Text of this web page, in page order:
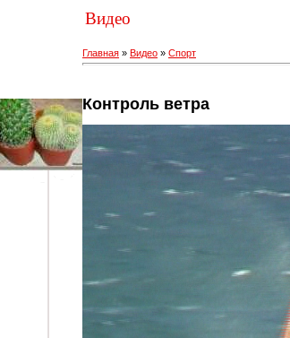
Видео
Главная » Видео » Спорт
Контроль ветра